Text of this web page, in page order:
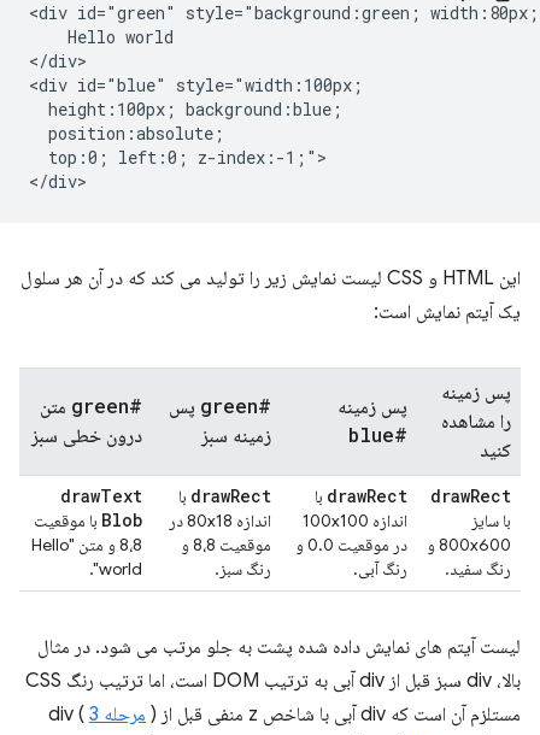
<div id="green" style="background:green;
    Hello world
</div>
<div id="blue" style="width:100px;
  height:100px; background:blue;
  position:absolute;
  top:0; left:0; z-index:-1;">
این HTML و CSS لیست نمایش زیر را تولید می کند که در آن هر سلول
یک آیتم نمایش است:
پس زمینه
را مشاهده
کنید
پس زمینه
#blue
#green
پس
زمینه سبز
#green
متن
درون خطی سبز
drawRect
با سایز
800x600 و
رنگ سفید.
drawRect
با
اندازه 100x100
در موقعیت 0.0 و
رنگ آبی.
drawRect
با
اندازه 80x18 در
موقعیت 8،8 و
رنگ سبز.
drawText
Blob با موقعیت
8،8 و متن "Hello
world".
لیست آیتم های نمایش داده شده پشت به جلو مرتب می شود. در مثال
بالا، div سبز قبل از div آبی به ترتیب DOM است، اما ترتیب رنگ CSS
مستلزم آن است که div آبی با شاخص z منفی قبل از (
مرحله 3
) div